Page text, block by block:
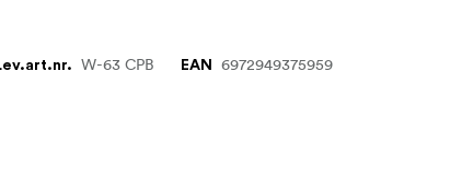
W-63 CPB EAN 6972949375959